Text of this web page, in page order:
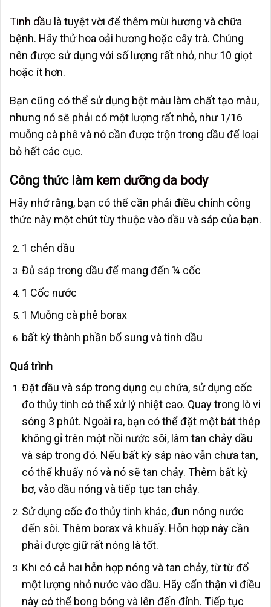
Tinh dầu là tuyệt vời để thêm mùi hương và chữa
bệnh. Hãy thử hoa oải hương hoặc cây trà. Chúng
nên được sử dụng với số lượng rất nhỏ, như 10 giọt
hoặc ít hơn.
Bạn cũng có thể sử dụng bột màu làm chất tạo màu,
nhưng nó sẽ phải có một lượng rất nhỏ, như 1/16
muỗng cà phê và nó cần được trộn trong dầu để loại
bỏ hết các cục.
Công thức làm kem dưỡng da body
Hãy nhớ rằng, bạn có thể cần phải điều chỉnh công
thức này một chút tùy thuộc vào dầu và sáp của bạn.
1 chén dầu
Đủ sáp trong dầu để mang đến ¼ cốc
1 Cốc nước
1 Muỗng cà phê borax
bất kỳ thành phần bổ sung và tinh dầu
Quá trình
Đặt dầu và sáp trong dụng cụ chứa, sử dụng cốc
đo thủy tinh có thể xử lý nhiệt cao. Quay trong lò vi
sóng 3 phút. Ngoài ra, bạn có thể đặt một bát thép
không gỉ trên một nồi nước sôi, làm tan chảy dầu
và sáp trong đó. Nếu bất kỳ sáp nào vẫn chưa tan,
có thể khuấy nó và nó sẽ tan chảy. Thêm bất kỳ
bơ, vào dầu nóng và tiếp tục tan chảy.
Sử dụng cốc đo thủy tinh khác, đun nóng nước
đến sôi. Thêm borax và khuấy. Hỗn hợp này cần
phải được giữ rất nóng là tốt.
Khi có cả hai hỗn hợp nóng và tan chảy, từ từ đổ
một lượng nhỏ nước vào dầu. Hãy cẩn thận vì điều
này có thể bong bóng và lên đến đỉnh. Tiếp tục